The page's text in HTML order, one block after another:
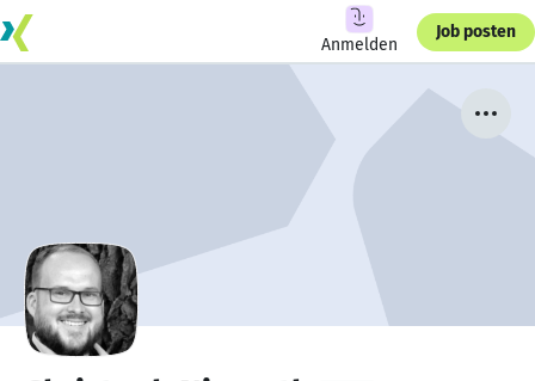
Anmelden
Job posten